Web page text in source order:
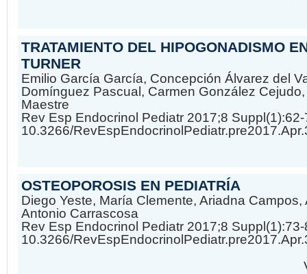
TRATAMIENTO DEL HIPOGONADISMO
TURNER
Emilio García García, Concepción Álvarez del
Domínguez Pascual, Carmen González
Maestre
Rev Esp Endocrinol Pediatr 2017;8
10.3266/
OSTEOPOROSIS EN PEDIATRÍA
Diego Yeste, María Clemente, Ariadna
Antonio Carrascosa
Rev Esp Endocrinol Pediatr 2017;8
10.3266/